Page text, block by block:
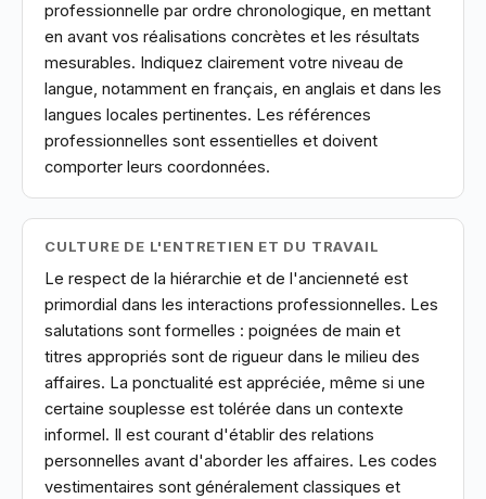
professionnelle par ordre chronologique, en mettant
en avant vos réalisations concrètes et les résultats
mesurables. Indiquez clairement votre niveau de
langue, notamment en français, en anglais et dans les
langues locales pertinentes. Les références
professionnelles sont essentielles et doivent
comporter leurs coordonnées.
CULTURE DE L'ENTRETIEN ET DU TRAVAIL
Le respect de la hiérarchie et de l'ancienneté est
primordial dans les interactions professionnelles. Les
salutations sont formelles : poignées de main et
titres appropriés sont de rigueur dans le milieu des
affaires. La ponctualité est appréciée, même si une
certaine souplesse est tolérée dans un contexte
informel. Il est courant d'établir des relations
personnelles avant d'aborder les affaires. Les codes
vestimentaires sont généralement classiques et